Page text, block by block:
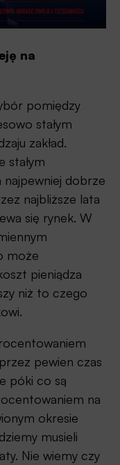
na
pomiędzy
stałym
zakład.
stałym
dobrze
najbliższe lata
się rynek. W
może
pieniądza
niż to czego
pewien czas
póki co są
na
okresie
musieli
Nie wiemy czy